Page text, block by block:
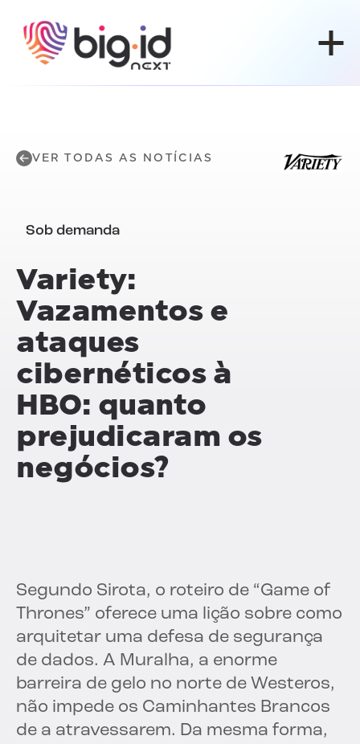
VER TODAS AS NOTÍCIAS
Sob demanda
Variety:
Vazamentos e
ataques
cibernéticos à
HBO: quanto
prejudicaram os
negócios?
Segundo Sirota, o roteiro de “Game of
Thrones” oferece uma lição sobre como
arquitetar uma defesa de segurança
de dados. A Muralha, a enorme
barreira de gelo no norte de Westeros,
não impede os Caminhantes Brancos
de a atravessarem. Da mesma forma,